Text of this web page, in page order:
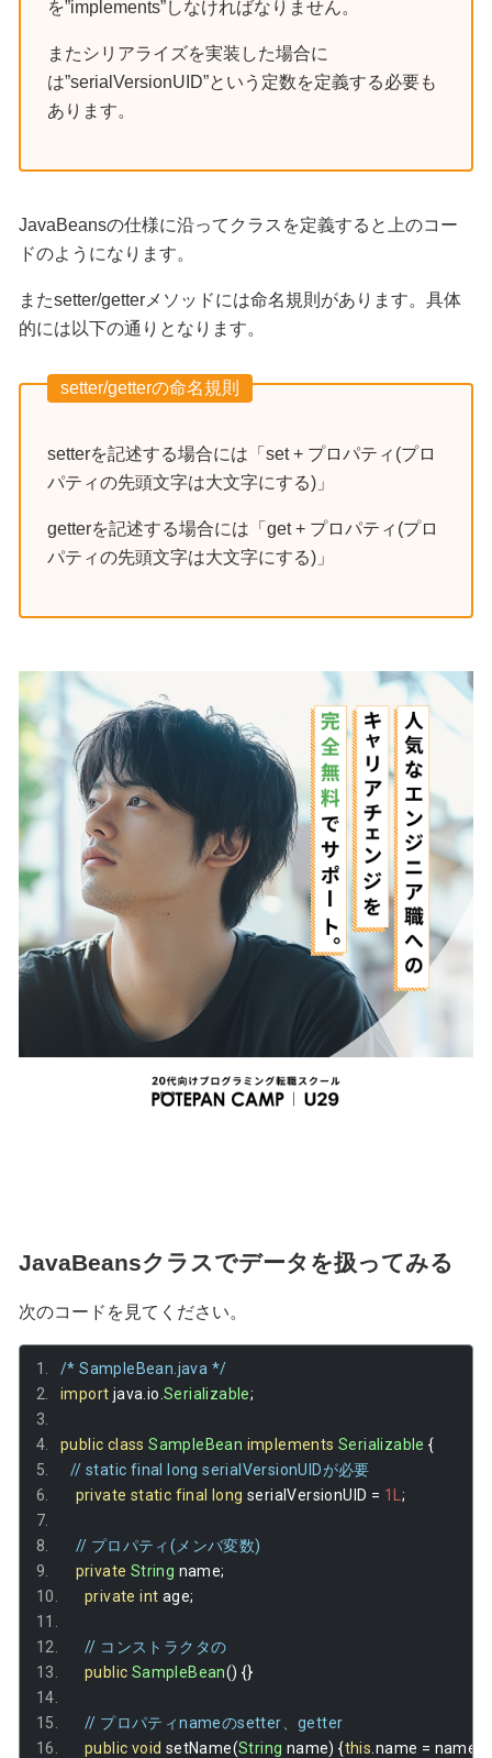
を”implements”しなければなりません。
またシリアライズを実装した場合に
は”serialVersionUID”という定数を定義する必要も
あります。
JavaBeansの仕様に沿ってクラスを定義すると上のコー
ドのようになります。
またsetter/getterメソッドには命名規則があります。具体
的には以下の通りとなります。
setter/getterの命名規則
setterを記述する場合には「set + プロパティ(プロ
パティの先頭文字は大文字にする)」
getterを記述する場合には「get + プロパティ(プロ
パティの先頭文字は大文字にする)」
JavaBeansクラスでデータを扱ってみる
次のコードを見てください。
/* SampleBean.java */
import java io .Serializable;
public class SampleBean implements Serializable {
// static final long serialVersionUIDが必要
private static final long serialVersionUID = 1L ;
// プロパティ(メンバ変数)
private String name;
private int age;
// コンストラクタの
public SampleBean() {}
// プロパティnameのsetter、getter
public void setName(String name) {this name = name